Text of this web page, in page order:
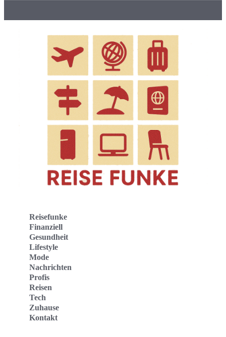
Reisefunke
Finanziell
Gesundheit
Lifestyle
Mode
Nachrichten
Profis
Reisen
Tech
Zuhause
Kontakt